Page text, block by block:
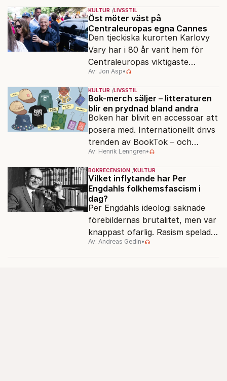
ryska imperialismen leder till en
förenklad bild av historien.
KULTUR LIVSSTIL
Öst möter väst på
Centraleuropas egna Cannes
Den tjeckiska kurorten Karlovy
Vary har i 80 år varit hem för
Centraleuropas viktigaste
filmfestival – en plats där
Hollywoodglans möter
egensinnighet.
Av: Jon Asp•
KULTUR LIVSSTIL
Bok-merch säljer – litteraturen
blir en prydnad bland andra
Boken har blivit en accessoar att
posera med. Internationellt drivs
trenden av BookTok – och
förlagen följer efter.
Av: Henrik Lenngren•
BOKRECENSION KULTUR
Vilket inflytande har Per
Engdahls folkhemsfascism i
dag?
Per Engdahls ideologi saknade
förebildernas brutalitet, men var
knappast ofarlig. Rasism spelades
ned i förmån för "kultur". Känns
Av: Andreas Gedin•